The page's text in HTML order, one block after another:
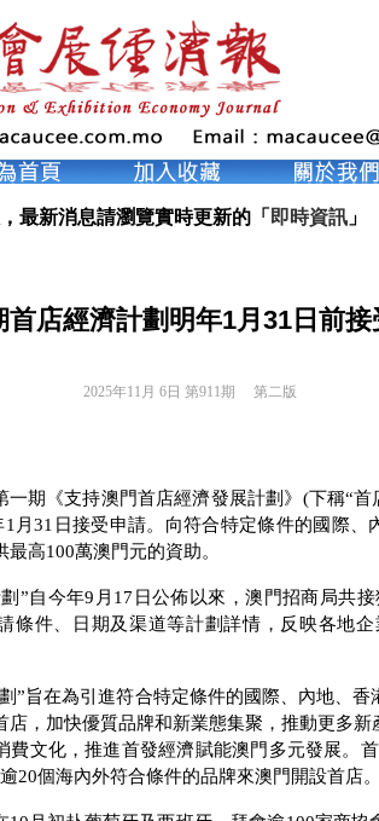
最新消息請瀏覽實時更新的「 即時資訊」
首店經濟計劃明年1月31日前接
2025年11月 6日 第911期 第二版
一期《支持澳門首店經濟發展計劃》 (下稱“首
1 月31 日接受申請。向符合特定條件的國際、
最高100萬澳門元的資助。
”自今年9 月 17 日公佈以來，澳門招商局共接
條件、日期及渠道等計劃詳情，反映各地
”旨在為引進符合特定條件的國際、內地、香
店，加快優質品牌和新業態集聚，推動更多新
費文化，推進首發經濟賦能澳門多元發展。
20個海內外符合條件的品牌來澳門開設首店。